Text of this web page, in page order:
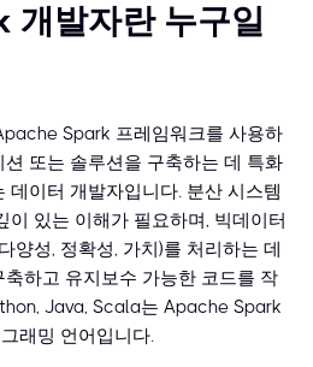
개발자란 누구일
Spark 프레임워크를 사용하
또는 솔루션을 구축하는 데 특화
데이터 개발자입니다. 분산 시스템
이 있는 이해가 필요하며, 빅데이터
양성, 정확성, 가치)를 처리하는 데
하고 유지보수 가능한 코드를 작
Java, Scala는 Apache Spark
래밍 언어입니다.